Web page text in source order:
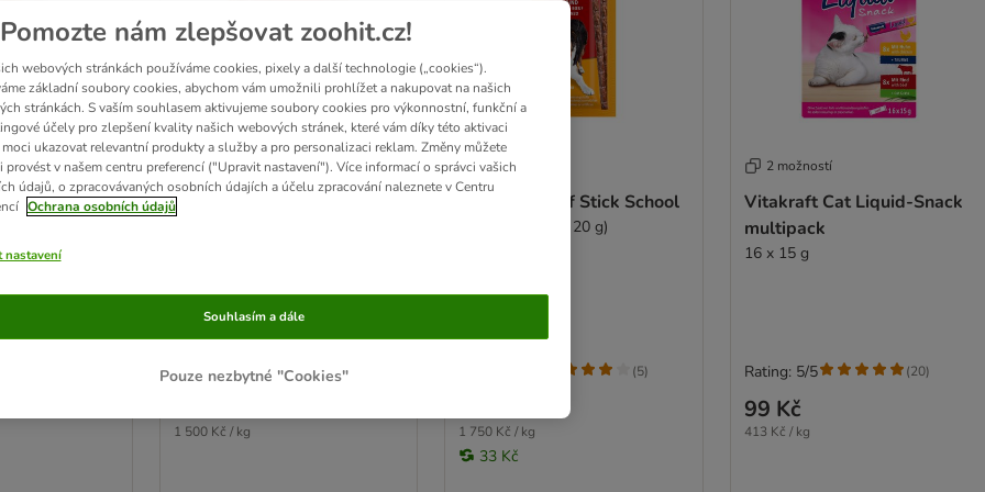
Chews
70 g)
3 možností
Vitakraft Delicious Chews
1 500 Kč / kg
Not Rated
2 možností
Vitakraft Beef Stick School
hovězí (10 kusů, 20 g)
1 750 Kč / kg
33 Kč
(5)
2 možností
Vitakraft Cat Liquid-Snack
multipack
16 x 15 g
99 Kč
413 Kč / kg
Rating: 5/5 (20)
Pomozte nám zlepšovat zoohit.cz!
webových stránkách používáme cookies, pixely a další technologie („cookies“).
základní soubory cookies, abychom vám umožnili prohlížet a nakupovat na našich
stránkách. S vaším souhlasem aktivujeme soubory cookies pro výkonnostní, funkční a
účely pro zlepšení kvality našich webových stránek, které vám díky této aktivaci
ukazovat relevantní produkty a služby a pro personalizaci reklam. Změny můžete
provést v našem centru preferencí ("Upravit nastavení"). Více informací o správci vašich
údajů, o zpracovávaných osobních údajích a účelu zpracování naleznete v Centru
Ochrana osobních údajů
nastavení
Pouze nezbytné "Cookies"
Souhlasím a dále